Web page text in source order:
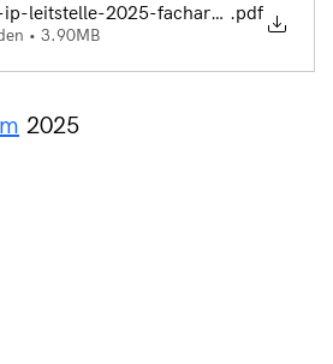
leitstelle-2025-fachartikel.pdf
• 3.90MB
2025